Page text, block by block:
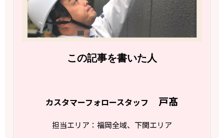
この記事を書いた人
カスタマーフォロースタッフ 戸髙
担当エリア：福岡全域、下関エリア